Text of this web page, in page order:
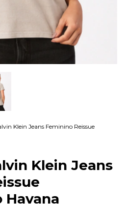
Klein Jeans Feminino Reissue
Klein Jeans
Havana